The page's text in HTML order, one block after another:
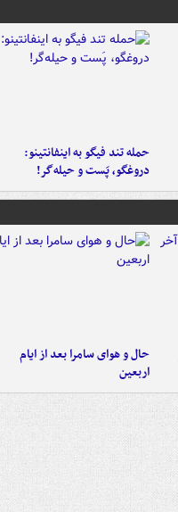
حمله تند فیگو به اینفانتینو:
دروغگو، پَست‌ و حیله‌گر!
حال و هوای سامرا بعد از ایام
اربعین